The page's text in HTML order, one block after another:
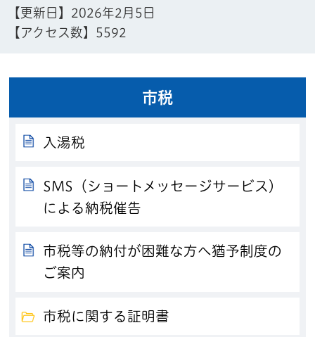
【更新日】 2026年2月5日
【アクセス数】
5592
市税
入湯税
SMS（ショートメッセージサービス）
による納税催告
市税等の納付が困難な方へ猶予制度の
ご案内
市税に関する証明書